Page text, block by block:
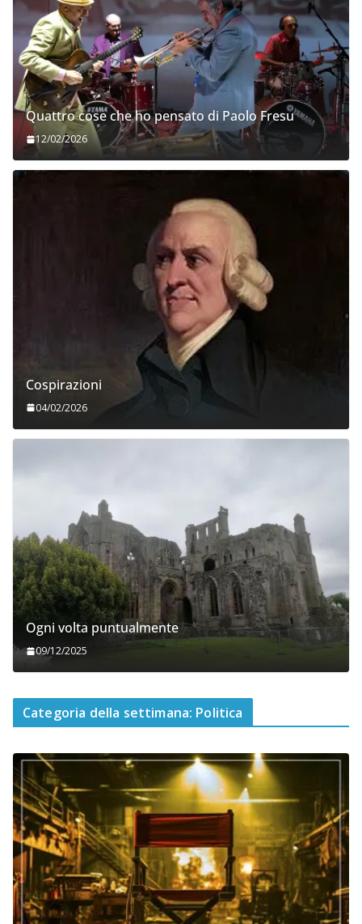
Quattro cose che ho pensato di Paolo Fresu
12/02/2026
Cospirazioni
04/02/2026
Ogni volta puntualmente
09/12/2025
Categoria della settimana: Politica